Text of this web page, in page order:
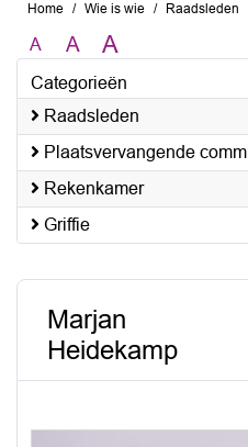
Home Wie is wie Raadsleden
A A A
Categorieën
Raadsleden
Plaatsvervangende
Rekenkamer
Griffie
Marjan
Heidekamp